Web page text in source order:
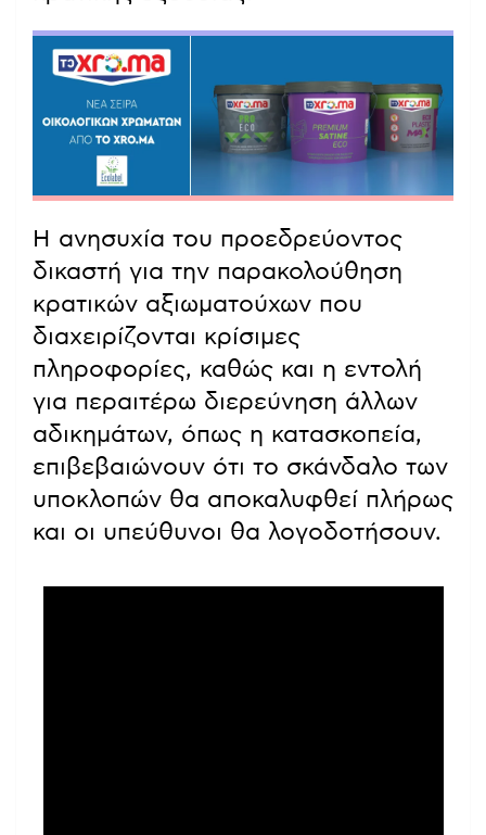
Η ανησυχία του προεδρεύοντος
δικαστή για την παρακολούθηση
κρατικών αξιωματούχων που
διαχειρίζονται κρίσιμες
πληροφορίες, καθώς και η εντολή
για περαιτέρω διερεύνηση άλλων
αδικημάτων, όπως η κατασκοπεία,
επιβεβαιώνουν ότι το σκάνδαλο των
υποκλοπών θα αποκαλυφθεί πλήρως
και οι υπεύθυνοι θα λογοδοτήσουν.